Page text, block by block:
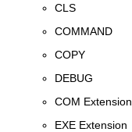
CLS
COMMAND
COPY
DEBUG
COM Extension
EXE Extension